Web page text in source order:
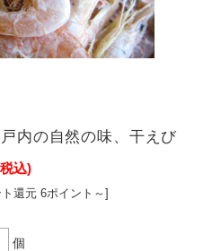
内の自然の味、干えび
込)
還元 6ポイント～]
個